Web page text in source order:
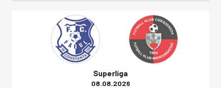
Superliga
08.08.2026